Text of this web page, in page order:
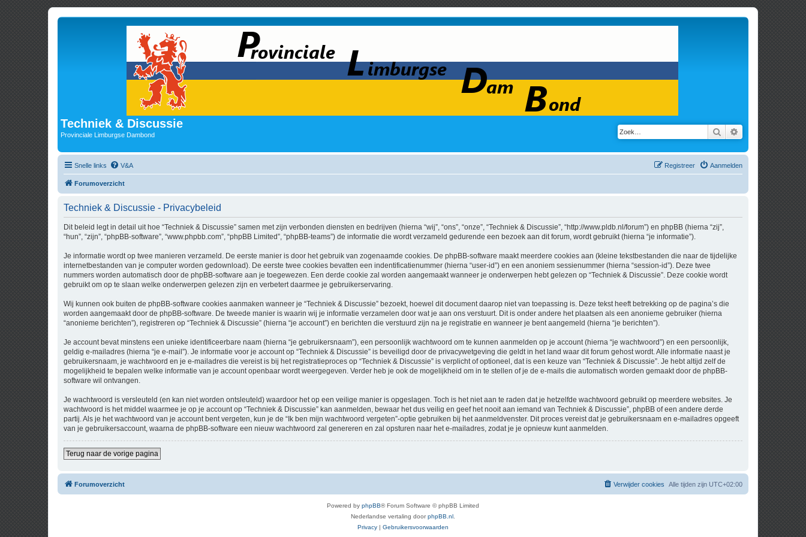
Techniek & Discussie
Provinciale Limburgse Dambond Zoek Uitgebreid zoeken
Snelle links V&A Aanmelden
Registreer
Forumoverzicht
Techniek & Discussie - Privacybeleid
Dit beleid legt in detail uit hoe “Techniek & Discussie” samen met zijn verbonden diensten en bedrijven (hierna “wij”, “ons”, “onze”, “Techniek & Discussie”, “http://www.pldb.nl/forum”) en phpBB (hierna “zij”,
“hun”, “zijn”, “phpBB-software”, “www.phpbb.com”, “phpBB Limited”, “phpBB-teams”) de informatie die wordt verzameld gedurende een bezoek aan dit forum, wordt gebruikt (hierna “je informatie”).
Je informatie wordt op twee manieren verzameld. De eerste manier is door het gebruik van zogenaamde cookies. De phpBB-software maakt meerdere cookies aan (kleine tekstbestanden die naar de tijdelijke
internetbestanden van je computer worden gedownload). De eerste twee cookies bevatten een indentificatienummer (hierna “user-id”) en een anoniem sessienummer (hierna “session-id”). Deze twee
nummers worden automatisch door de phpBB-software aan je toegewezen. Een derde cookie zal worden aangemaakt wanneer je onderwerpen hebt gelezen op “Techniek & Discussie”. Deze cookie wordt
gebruikt om op te slaan welke onderwerpen gelezen zijn en verbetert daarmee je gebruikerservaring.
Wij kunnen ook buiten de phpBB-software cookies aanmaken wanneer je “Techniek & Discussie” bezoekt, hoewel dit document daarop niet van toepassing is. Deze tekst heeft betrekking op de pagina’s die
worden aangemaakt door de phpBB-software. De tweede manier is waarin wij je informatie verzamelen door wat je aan ons verstuurt. Dit is onder andere het plaatsen als een anonieme gebruiker (hierna
“anonieme berichten”), registreren op “Techniek & Discussie” (hierna “je account”) en berichten die verstuurd zijn na je registratie en wanneer je bent aangemeld (hierna “je berichten”).
Je account bevat minstens een unieke identificeerbare naam (hierna “je gebruikersnaam”), een persoonlijk wachtwoord om te kunnen aanmelden op je account (hierna “je wachtwoord”) en een persoonlijk,
geldig e-mailadres (hierna “je e-mail”). Je informatie voor je account op “Techniek & Discussie” is beveiligd door de privacywetgeving die geldt in het land waar dit forum gehost wordt. Alle informatie naast je
gebruikersnaam, je wachtwoord en je e-mailadres die vereist is bij het registratieproces op “Techniek & Discussie” is verplicht of optioneel, dat is een keuze van “Techniek & Discussie”. Je hebt altijd zelf de
mogelijkheid te bepalen welke informatie van je account openbaar wordt weergegeven. Verder heb je ook de mogelijkheid om in te stellen of je de e-mails die automatisch worden gemaakt door de phpBB-
software wil ontvangen.
Je wachtwoord is versleuteld (en kan niet worden ontsleuteld) waardoor het op een veilige manier is opgeslagen. Toch is het niet aan te raden dat je hetzelfde wachtwoord gebruikt op meerdere websites. Je
wachtwoord is het middel waarmee je op je account op “Techniek & Discussie” kan aanmelden, bewaar het dus veilig en geef het nooit aan iemand van Techniek & Discussie”, phpBB of een andere derde
partij. Als je het wachtwoord van je account bent vergeten, kun je de “Ik ben mijn wachtwoord vergeten”-optie gebruiken bij het aanmeldvenster. Dit proces vereist dat je gebruikersnaam en e-mailadres opgeeft
van je gebruikersaccount, waarna de phpBB-software een nieuw wachtwoord zal genereren en zal opsturen naar het e-mailadres, zodat je je opnieuw kunt aanmelden.
Terug naar de vorige pagina
Forumoverzicht Alle tijden zijn UTC+02:00
Verwijder cookies
Powered by phpBB® Forum Software © phpBB Limited
Nederlandse vertaling doorphpBB.nl
Privacy | Gebruikersvoorwaarden